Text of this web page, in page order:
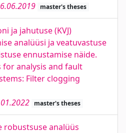
master's theses
ja jahutuse (KVJ)
analüüsi ja veatuvastuse
ennustamise näide.
analysis and fault
Filter clogging
master's theses
robustsuse analüüs